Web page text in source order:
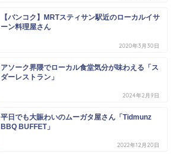
【バンコク】MRTスティサン駅近のローカルイサ
ーン料理屋さん
2020年3月30日
アソーク界隈でローカル食堂気分が味わえる「ス
ダーレストラン」
2024年2月9日
平日でも大賑わいのムーガタ屋さん「Tidmunz
BBQ BUFFET」
2022年12月20日